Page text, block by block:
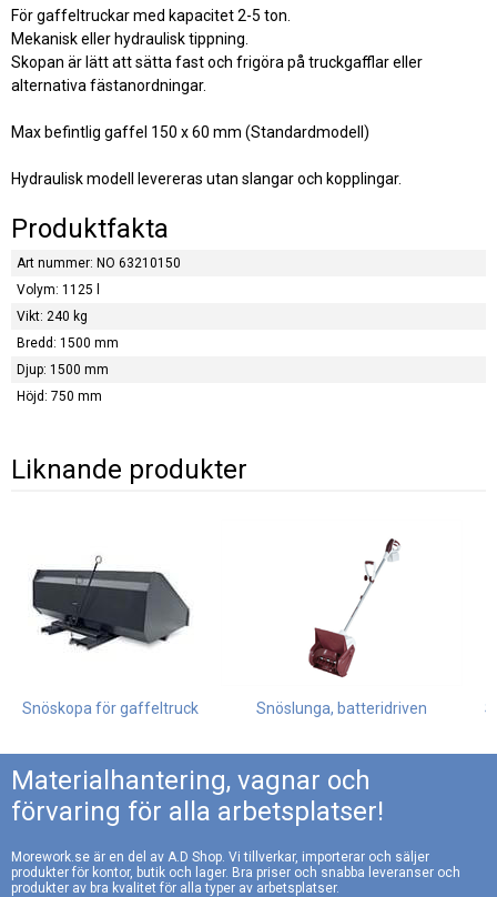
För gaffeltruckar med kapacitet 2-5 ton.
Mekanisk eller hydraulisk tippning.
Skopan är lätt att sätta fast och frigöra på truckgafflar eller
alternativa fästanordningar.
Max befintlig gaffel 150 x 60 mm (Standardmodell)
Hydraulisk modell levereras utan slangar och kopplingar.
Produktfakta
Art nummer: NO 63210150
Volym: 1125 l
Vikt: 240 kg
Bredd: 1500 mm
Djup: 1500 mm
Höjd: 750 mm
Liknande produkter
Snöskopa för gaffeltruck Snöslunga, batteridriven
Materialhantering, vagnar och
förvaring för alla arbetsplatser!
Morework.se är en del av A.D Shop. Vi tillverkar, importerar och säljer
produkter för kontor, butik och lager. Bra priser och snabba leveranser och
produkter av bra kvalitet för alla typer av arbetsplatser.